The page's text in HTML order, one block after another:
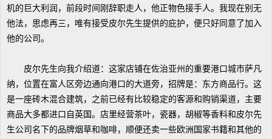
机的巨大利润，前段时间刚辞职走人，他正物色接手人。我现在别无
他法，思虑再三，唯有接受皮尔先生提供的庇护，便只好同意了加入
他的公司。
皮尔先生向我介绍道：这家店铺在佐治亚州的重要港口城市萨凡
纳，位置在富人区旁边通向港口的大道旁，招牌是：东方商品行。这
是一座砖木混合建筑，之前已经有比较稳定的客源和购销渠道，主要
商品大多都进口自英国。店里经营茶叶，瓷器，胡椒等香料和皮尔先
生公司名下的品牌烟草和咖啡，顺便还卖一些欧洲国家书籍和其他的